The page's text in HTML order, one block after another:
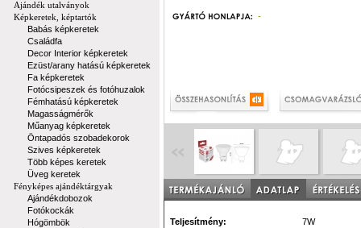
Ajándék utalványok
Képkeretek, képtartók
Babás képkeretek
Családfa
Decor Interior képkeretek
Ezüst/arany hatású képkeretek
Fa képkeretek
Fotócsipeszek és fotóhuzalok
Fémhatású képkeretek
Magasságmérők
Műanyag képkeretek
Öntapadós szobadekorok
Szives képkeretek
Több képes keretek
Üveg keretek
Fényképes ajándéktárgyak
Ajándékdobozok
Fotókockák
Hógömbök
-
Teljesítmény: 7W